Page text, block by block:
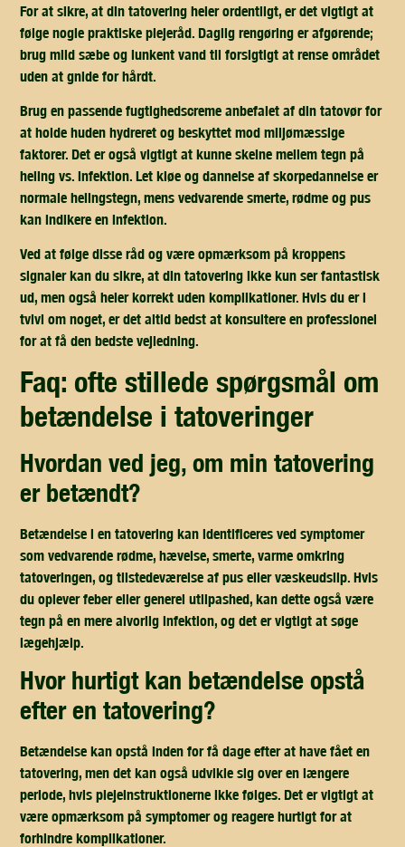
For at sikre, at din tatovering heler ordentligt, er det vigtigt at
følge nogle praktiske plejeråd. Daglig rengøring er afgørende;
brug mild sæbe og lunkent vand til forsigtigt at rense området
uden at gnide for hårdt.
Brug en passende fugtighedscreme anbefalet af din tatovør for
at holde huden hydreret og beskyttet mod miljømæssige
faktorer. Det er også vigtigt at kunne skelne mellem tegn på
heling vs. infektion. Let kløe og dannelse af skorpedannelse er
normale helingstegn, mens vedvarende smerte, rødme og pus
kan indikere en infektion.
Ved at følge disse råd og være opmærksom på kroppens
signaler kan du sikre, at din tatovering ikke kun ser fantastisk
ud, men også heler korrekt uden komplikationer. Hvis du er i
tvivl om noget, er det altid bedst at konsultere en professionel
for at få den bedste vejledning.
faq: ofte stillede spørgsmål om
betændelse i tatoveringer
hvordan ved jeg, om min tatovering
er betændt?
Betændelse i en tatovering kan identificeres ved symptomer
som vedvarende rødme, hævelse, smerte, varme omkring
tatoveringen, og tilstedeværelse af pus eller væskeudslip. Hvis
du oplever feber eller generel utilpashed, kan dette også være
tegn på en mere alvorlig infektion, og det er vigtigt at søge
lægehjælp.
hvor hurtigt kan betændelse opstå
efter en tatovering?
Betændelse kan opstå inden for få dage efter at have fået en
tatovering, men det kan også udvikle sig over en længere
periode, hvis plejeinstruktionerne ikke følges. Det er vigtigt at
være opmærksom på symptomer og reagere hurtigt for at
forhindre komplikationer.